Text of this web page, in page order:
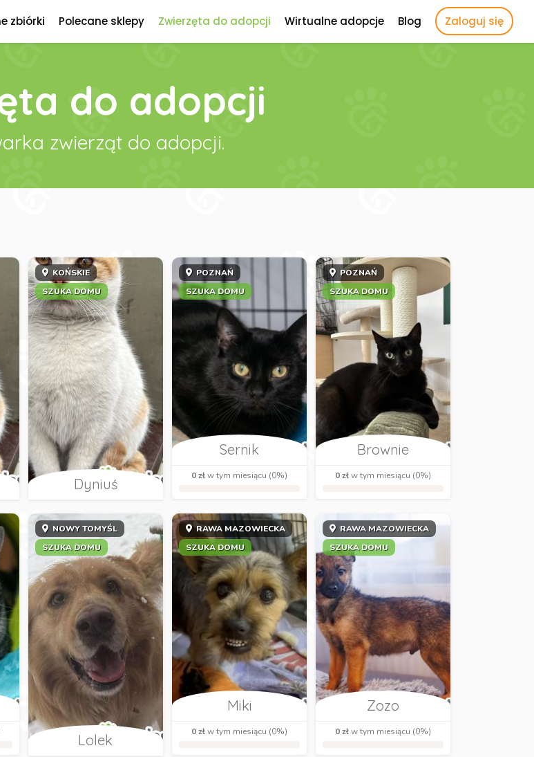
zbiórki Polecane sklepy Zwierzęta do adopcji Wirtualne adopcje Blog Zaloguj się
do adopcji
zwierząt do adopcji.
KOŃSKIE
SZUKA DOMU
Dyniuś
POZNAŃ
SZUKA DOMU
Sernik
0 złw tym miesiącu (0%)
POZNAŃ
SZUKA DOMU
Brownie
0 złw tym miesiącu (0%)
NOWY TOMYŚL
SZUKA DOMU
Lolek
RAWA MAZOWIECKA
SZUKA DOMU
Miki
0 złw tym miesiącu (0%)
RAWA MAZOWIECKA
SZUKA DOMU
Zozo
0 złw tym miesiącu (0%)